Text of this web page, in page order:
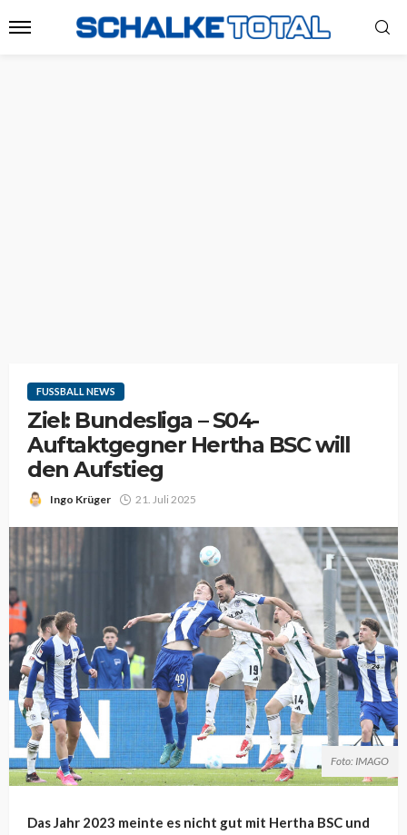
FUSSBALL NEWS
Ziel: Bundesliga – S04-
Auftaktgegner Hertha BSC will
den Aufstieg
Ingo Krüger 21. Juli 2025
Foto: IMAGO
Das Jahr 2023 meinte es nicht gut mit Hertha BSC und